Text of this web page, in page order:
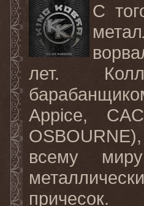
С
лет.
Appice,
всему
причесок.